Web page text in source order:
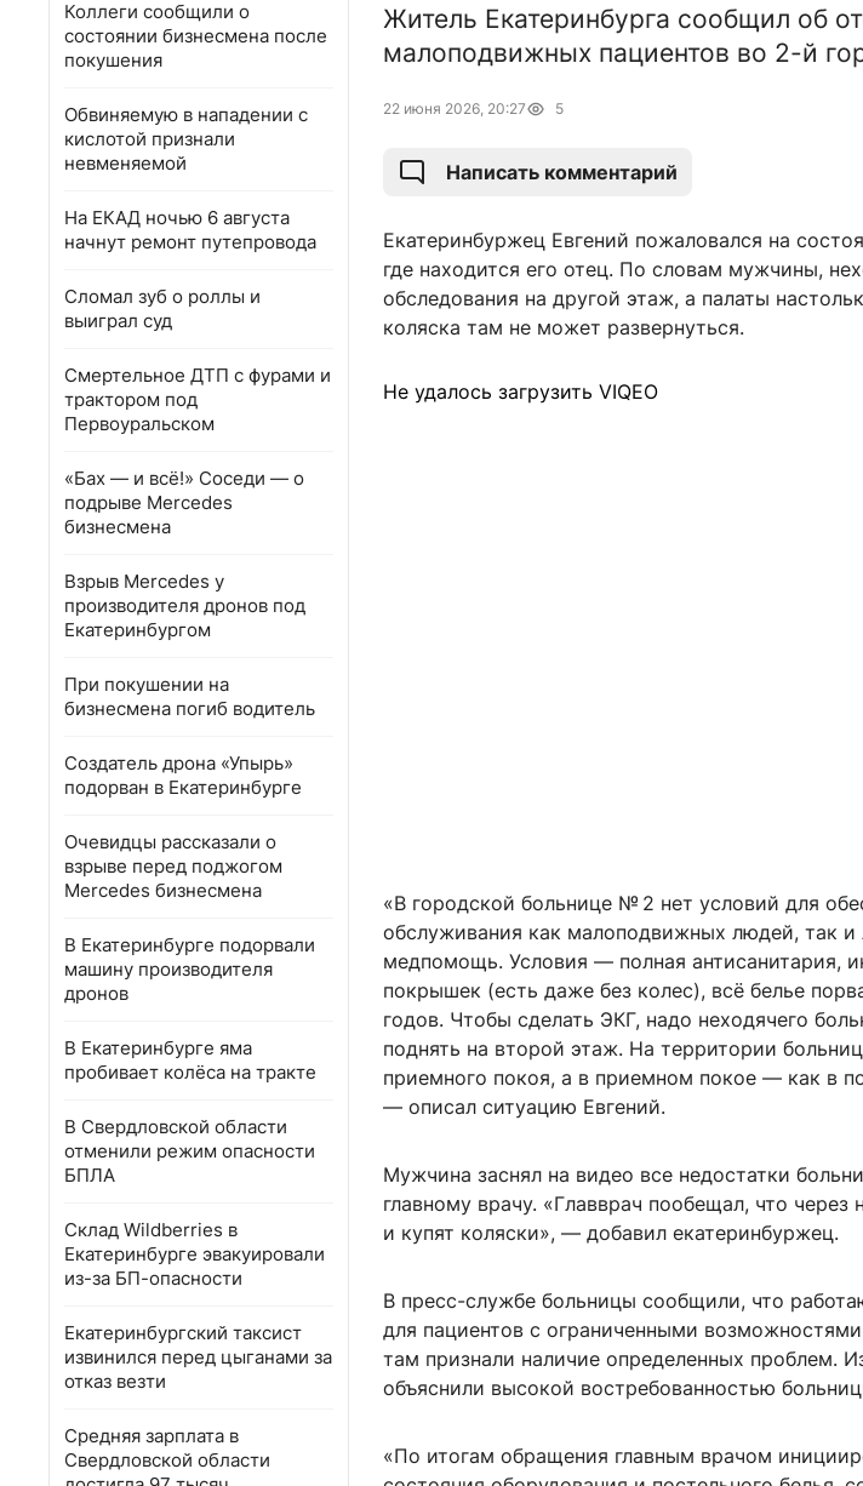
Коллеги сообщили о
состоянии бизнесмена после
покушения
Обвиняемую в нападении с
кислотой признали
невменяемой
На ЕКАД ночью 6 августа
начнут ремонт путепровода
Сломал зуб о роллы и
выиграл суд
Смертельное ДТП с фурами и
трактором под
Первоуральском
«Бах — и всё!» Соседи — о
подрыве Mercedes
бизнесмена
Взрыв Mercedes у
производителя дронов под
Екатеринбургом
При покушении на
бизнесмена погиб водитель
Создатель дрона «Упырь»
подорван в Екатеринбурге
Очевидцы рассказали о
взрыве перед поджогом
Mercedes бизнесмена
В Екатеринбурге подорвали
машину производителя
дронов
В Екатеринбурге яма
пробивает колёса на тракте
В Свердловской области
отменили режим опасности
БПЛА
Склад Wildberries в
Екатеринбурге эвакуировали
из-за БП-опасности
Екатеринбургский таксист
извинился перед цыганами за
отказ везти
Средняя зарплата в
Свердловской области
Житель Екатеринбурга сообщил об
малоподвижных пациентов во 2-й
22 июня 2026, 20:27 5
Написать комментарий
Екатеринбуржец Евгений пожаловался на
где находится его отец. По словам мужчины,
обследования на другой этаж, а палаты
коляска там не может развернуться.
Не удалось загрузить VIQEO
«В городской больнице № 2 нет условий для
обслуживания как малоподвижных людей, так
медпомощь. Условия — полная антисанитария,
покрышек (есть даже без колес), всё белье
годов. Чтобы сделать ЭКГ, надо неходячего
поднять на второй этаж. На территории
приемного покоя, а в приемном покое — как в
— описал ситуацию Евгений.
Мужчина заснял на видео все недостатки
главному врачу. «Главврач пообещал, что
и купят коляски», — добавил екатеринбуржец.
В пресс-службе больницы сообщили, что
для пациентов с ограниченными
там признали наличие определенных проблем.
объяснили высокой востребованностью
«По итогам обращения главным врачом